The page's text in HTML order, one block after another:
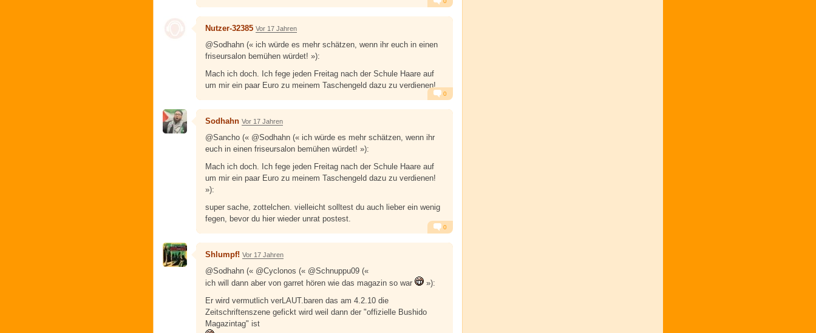
Alarm Antworten
Nutzer-32385 Vor 17 Jahren
@Sodhahn (« ich würde es mehr schätzen, wenn ihr euch in einen
friseursalon bemühen würdet! »):
Mach ich doch. Ich fege jeden Freitag nach der Schule Haare auf
um mir ein paar Euro zu meinem Taschengeld dazu zu verdienen!
Alarm Antworten
0
Sodhahn Vor 17 Jahren
@Sancho (« @Sodhahn (« ich würde es mehr schätzen, wenn ihr
euch in einen friseursalon bemühen würdet! »):
Mach ich doch. Ich fege jeden Freitag nach der Schule Haare auf
um mir ein paar Euro zu meinem Taschengeld dazu zu verdienen!
»):
super sache, zottelchen. vielleicht solltest du auch lieber ein wenig
fegen, bevor du hier wieder unrat postest.
Alarm Antworten
0
Shlumpf! Vor 17 Jahren
@Sodhahn (« @Cyclonos (« @Schnuppu09 («
ich will dann aber von garret hören wie das magazin so war
»):
Er wird vermutlich verLAUT.baren das am 4.2.10 die
Zeitschriftenszene gefickt wird weil dann der "offizielle Bushido
Magazintag" ist